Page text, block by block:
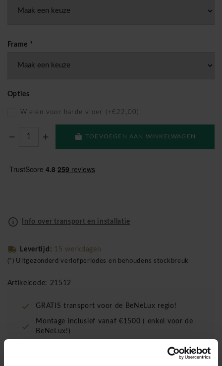
Frame *
Opties
Wielen voor harde vloer (+€22,00)
TOEVOEGEN AAN WINKELWAGEN
Info over transport en installatie
Levertijd: 15 werkdagen
(*) Uitgezonderd verlofperiodes en behoudens stockbreuk
Artikelcode: 21512
GRATIS transport voor de BeNeLux regio!
Montage inclusief vanaf €1500 ( enkel voor de
BeNeLux!)